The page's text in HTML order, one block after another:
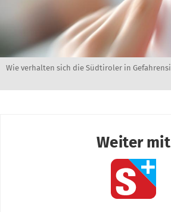
Wie verhalten sich die Südtiroler in